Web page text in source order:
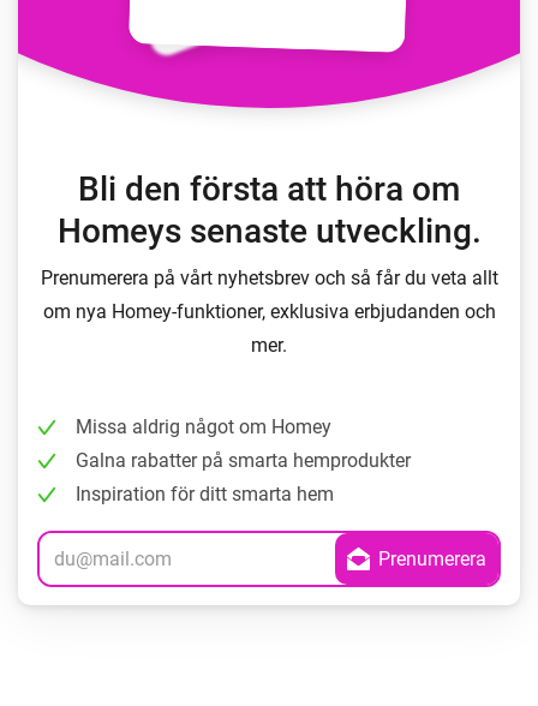
Bli den första att höra om
Homeys senaste utveckling.
Prenumerera på vårt nyhetsbrev och så får du veta allt
om nya Homey-funktioner, exklusiva erbjudanden och
mer.
Missa aldrig något om Homey
Galna rabatter på smarta hemprodukter
Inspiration för ditt smarta hem